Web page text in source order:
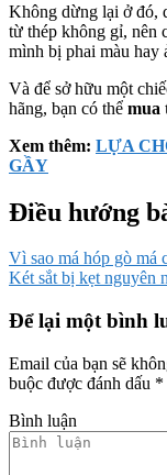
Không dừng lại ở đó,
từ thép không gỉ, nên
mình bị phai màu hay
Và để sở hữu một
hãng, bạn có thể mua
Xem thêm: LỰA
GẦY
Điều hướng
Vì sao má hóp gò má
Két sắt bị kẹt nguyên
Để lại một bình
Email của bạn sẽ
buộc được đánh dấu *
Bình luận